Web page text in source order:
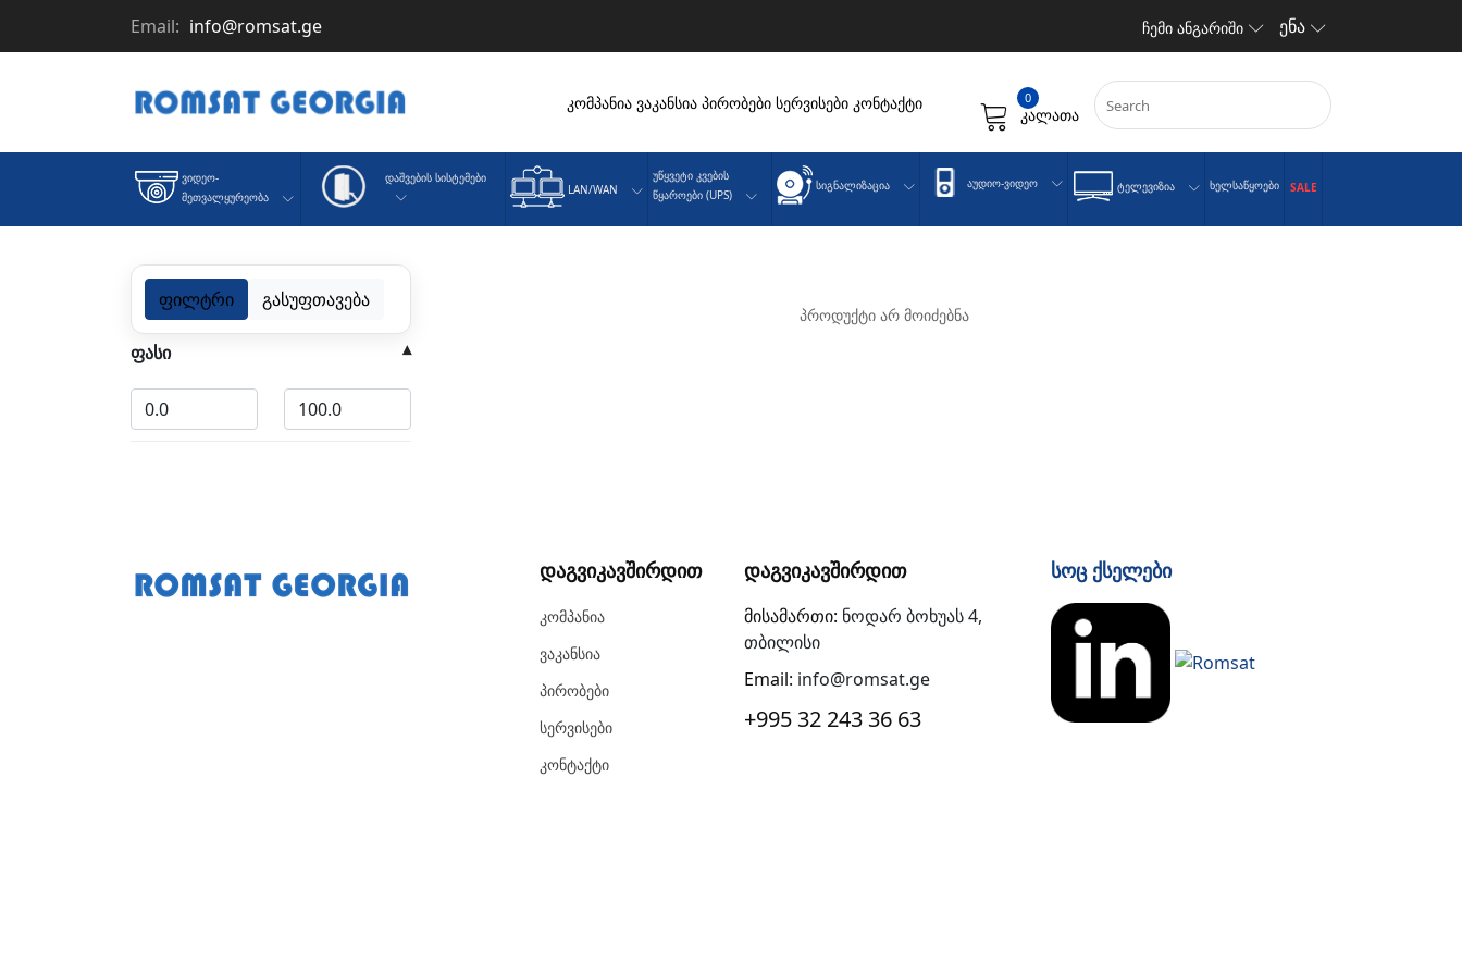
Email: info@romsat.ge ჩემი ანგარიში ენა
კომპანია ვაკანსია პირობები სერვისები კონტაქტი 0
კალათა
Ვიდეო-
Მეთვალყურეობა
Დაშვების Სისტემები
LAN/WAN
Უწყვეტი Კვების
Წყაროები (UPS)
Სიგნალიზაცია Აუდიო-Ვიდეო Ტელევიზია Ხელსაწყოები SALE
ფილტრი გასუფთავება
ფასი
პროდუქტი არ მოიძებნა
Დაგვიკავშირდით
Კომპანია
Ვაკანსია
Პირობები
Სერვისები
Კონტაქტი
Დაგვიკავშირდით
მისამართი: ნოდარ ბოხუას 4,
თბილისი
Email: info@romsat.ge
+995 32 243 36 63
Სოც Ქსელები